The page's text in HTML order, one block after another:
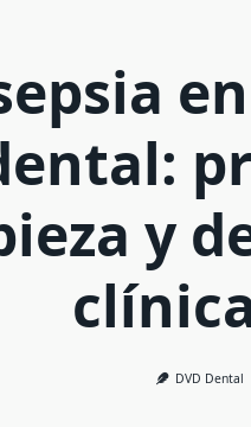
y
DVD Dental